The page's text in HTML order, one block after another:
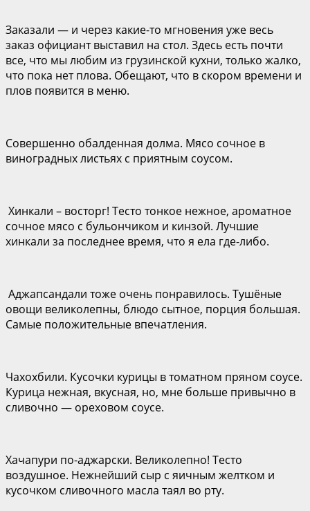
Заказали — и через какие-то мгновения уже весь
заказ официант выставил на стол. Здесь есть почти
все, что мы любим из грузинской кухни, только жалко,
что пока нет плова. Обещают, что в скором времени и
плов появится в меню.
Совершенно обалденная долма. Мясо сочное в
виноградных листьях с приятным соусом.
Хинкали – восторг! Тесто тонкое нежное, ароматное
сочное мясо с бульончиком и кинзой. Лучшие
хинкали за последнее время, что я ела где-либо.
Аджапсандали тоже очень понравилось. Тушёные
овощи великолепны, блюдо сытное, порция большая.
Самые положительные впечатления.
Чахохбили. Кусочки курицы в томатном пряном соусе.
Курица нежная, вкусная, но, мне больше привычно в
сливочно — ореховом соусе.
Хачапури по-аджарски. Великолепно! Тесто
воздушное. Нежнейший сыр с яичным желтком и
кусочком сливочного масла таял во рту.